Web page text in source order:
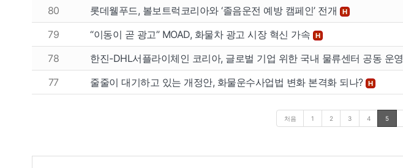
80
롯데웰푸드, 볼보트럭코리아와 ‘졸음운전 예방 캠페인’ 전개 H
79
“이동이 곧 광고” MOAD, 화물차 광고 시장 혁신 가속 H
78
한진-DHL서플라이체인 코리아, 글로벌 기업 위한 국내 물류센터 공동 운영
77
줄줄이 대기하고 있는 개정안, 화물운수사업법 변화 본격화 되나? H
처음 1 2 3 4 5